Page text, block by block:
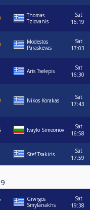
Thomas
Tziovanis
Sat
16:19
Modestos
Paraskevas
Sat
17:03
Aris Tselepis
Sat
16:30
Nikos Korakas
Sat
17:43
Ivaylo Simeonov
Sat
16:58
Stef Tsakiris
Sat
17:59
9
Giwrgos
Smylanakhs
Sat
19:38